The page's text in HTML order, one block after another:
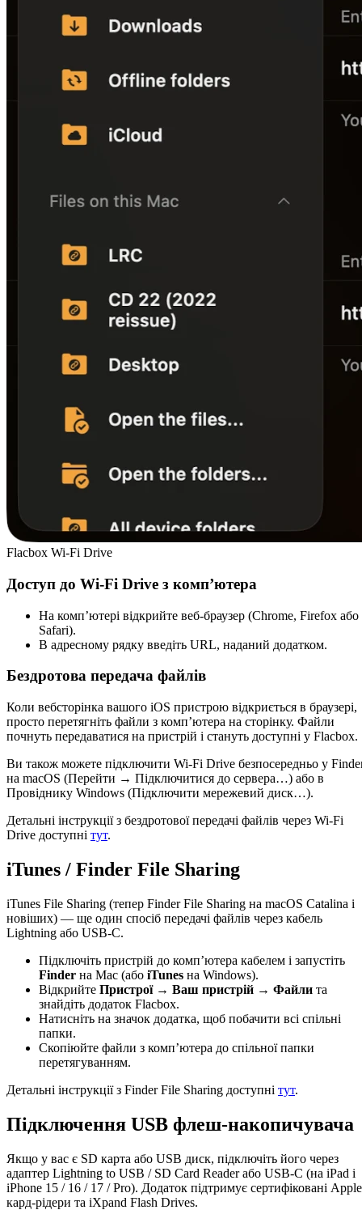
Flacbox Wi-Fi Drive
Доступ до Wi-Fi Drive з комп’ютера
На комп’ютері відкрийте веб-браузер (Chrome, Firefox або
Safari).
В адресному рядку введіть URL, наданий додатком.
Бездротова передача файлів
Коли вебсторінка вашого iOS пристрою відкриється в браузері,
просто перетягніть файли з комп’ютера на сторінку. Файли
почнуть передаватися на пристрій і стануть доступні у Flacbox.
Ви також можете підключити Wi-Fi Drive безпосередньо у
на macOS (Перейти → Підключитися до сервера…) або в
Провіднику Windows (Підключити мережевий диск…).
Детальні інструкції з бездротової передачі файлів через Wi-Fi
Drive доступні тут.
iTunes / Finder File Sharing
iTunes File Sharing (тепер Finder File Sharing на macOS Catalina і
новіших) — ще один спосіб передачі файлів через кабель
Lightning або USB-C.
Підключіть пристрій до комп’ютера кабелем і запустіть
Finder на Mac (або iTunes на Windows).
Відкрийте Пристрої → Ваш пристрій → Файли та
знайдіть додаток Flacbox.
Натисніть на значок додатка, щоб побачити всі спільні
папки.
Скопіюйте файли з комп’ютера до спільної папки
перетягуванням.
Детальні інструкції з Finder File Sharing доступні тут.
Підключення USB флеш-накопичувача
Якщо у вас є SD карта або USB диск, підключіть його через
адаптер Lightning to USB / SD Card Reader або USB-C (на iPad і
iPhone 15 / 16 / 17 / Pro). Додаток підтримує сертифіковані Apple
кард-рідери та iXpand Flash Drives.